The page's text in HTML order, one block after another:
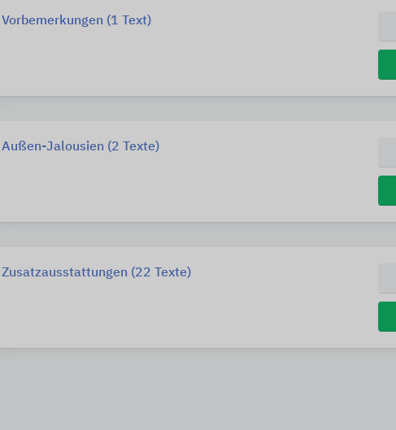
Vorbemerkungen (1 Text)
Außen-Jalousien (2 Texte)
Zusatzausstattungen (22 Texte)